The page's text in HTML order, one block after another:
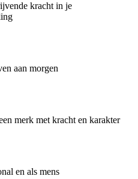
kracht in je
aan morgen
merk met kracht en karakter
en als mens